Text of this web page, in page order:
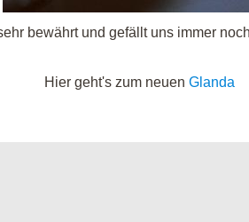
bewährt und gefällt uns immer
Hier geht's zum neuen Glanda